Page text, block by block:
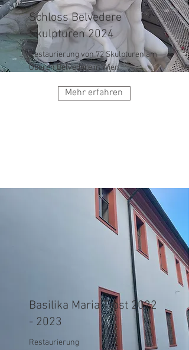
Schloss Belvedere
Skulpturen 2024
Restaurierung von 72 Skulpturen am
Oberen Belvedere in Wien
Mehr erfahren
Basilika Maria Trost 2022
- 2023
Restaurierung